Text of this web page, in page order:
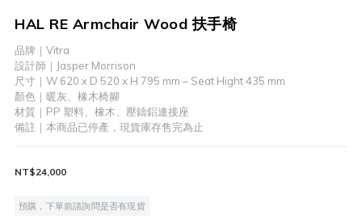
HAL RE Armchair Wood 扶手椅
品牌｜Vitra
設計師｜Jasper Morrison
尺寸｜W 620 x D 520 x H 795 mm – Seat Hight 435 mm
顏色｜暖灰、橡木椅腳
材質｜PP 塑料、橡木、壓鑄鋁連接座
備註｜本商品已停產，現貨庫存售完為止
NT$24,000
預購，下單前請詢問是否有現貨